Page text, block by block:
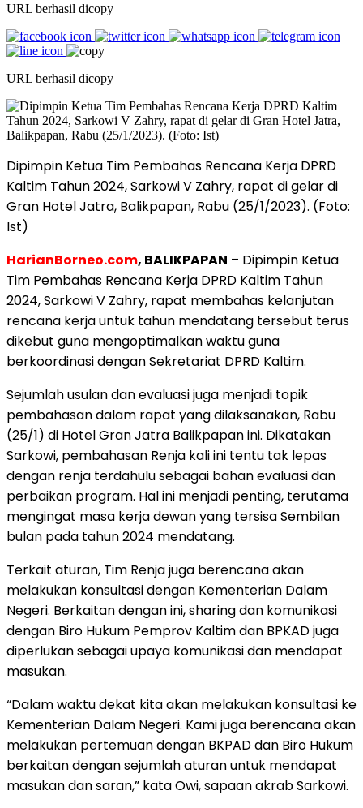
URL berhasil dicopy
URL berhasil dicopy
Dipimpin Ketua Tim Pembahas Rencana Kerja DPRD
Kaltim Tahun 2024, Sarkowi V Zahry, rapat di gelar di
Gran Hotel Jatra, Balikpapan, Rabu (25/1/2023). (Foto:
Ist)
HarianBorneo.com, BALIKPAPAN – Dipimpin Ketua
Tim Pembahas Rencana Kerja DPRD Kaltim Tahun
2024, Sarkowi V Zahry, rapat membahas kelanjutan
rencana kerja untuk tahun mendatang tersebut terus
dikebut guna mengoptimalkan waktu guna
berkoordinasi dengan Sekretariat DPRD Kaltim.
Sejumlah usulan dan evaluasi juga menjadi topik
pembahasan dalam rapat yang dilaksanakan, Rabu
(25/1) di Hotel Gran Jatra Balikpapan ini. Dikatakan
Sarkowi, pembahasan Renja kali ini tentu tak lepas
dengan renja terdahulu sebagai bahan evaluasi dan
perbaikan program. Hal ini menjadi penting, terutama
mengingat masa kerja dewan yang tersisa Sembilan
bulan pada tahun 2024 mendatang.
Terkait aturan, Tim Renja juga berencana akan
melakukan konsultasi dengan Kementerian Dalam
Negeri. Berkaitan dengan ini, sharing dan komunikasi
dengan Biro Hukum Pemprov Kaltim dan BPKAD juga
diperlukan sebagai upaya komunikasi dan mendapat
masukan.
“Dalam waktu dekat kita akan melakukan konsultasi ke
Kementerian Dalam Negeri. Kami juga berencana akan
melakukan pertemuan dengan BKPAD dan Biro Hukum
berkaitan dengan sejumlah aturan untuk mendapat
masukan dan saran,” kata Owi, sapaan akrab Sarkowi.